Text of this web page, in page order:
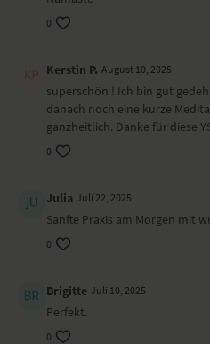
Meditation
Du startest verbunden mit deinem
Ort und Ausstattung
Dieses Video ist eine Aufzeichnung
YogaEasy-Qualität entspricht.
0
Kerstin P. August 10, 2025
superschön ! Ich bin gut
danach noch eine kurze
ganzheitlich. Danke für diese
0
Julia Juli 22, 2025
Sanfte Praxis am Morgen mit
0
Brigitte Juli 10, 2025
Perfekt.
0